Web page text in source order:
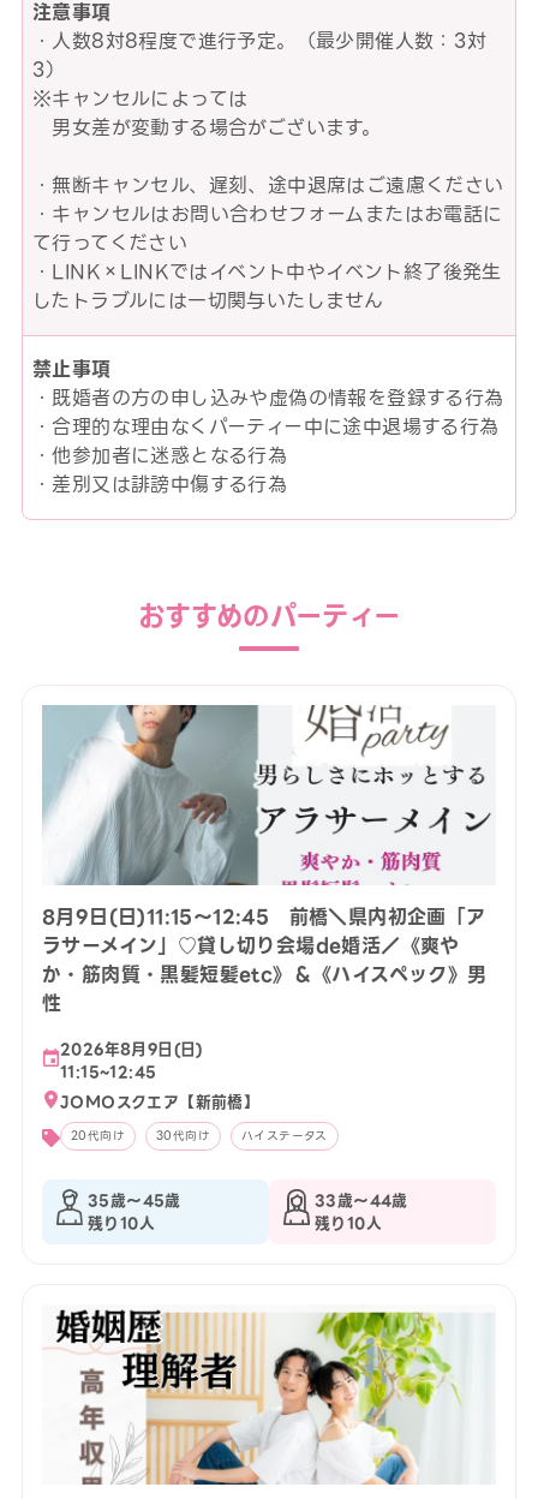
注意事項
・人数8対8程度で進行予定。（最少開催人数：3対
3）
※キャンセルによっては
男女差が変動する場合がございます。
・無断キャンセル、遅刻、途中退席はご遠慮ください
・キャンセルはお問い合わせフォームまたはお電話に
て行ってください
・LINK×LINKではイベント中やイベント終了後発生
したトラブルには一切関与いたしません
禁止事項
・既婚者の方の申し込みや虚偽の情報を登録する行為
・合理的な理由なくパーティー中に途中退場する行為
・他参加者に迷惑となる行為
・差別又は誹謗中傷する行為
おすすめのパーティー
8月9日(日)11:15〜12:45 前橋＼県内初企画「ア
ラサーメイン」♡貸し切り会場de婚活／《爽や
か・筋肉質・黒髪短髪etc》＆《ハイスペック》男
性
2026年8月9日(日)
11:15~12:45
JOMOスクエア【新前橋】
20代向け 30代向け ハイステータス
35歳〜45歳
残り10人
33歳〜44歳
残り10人